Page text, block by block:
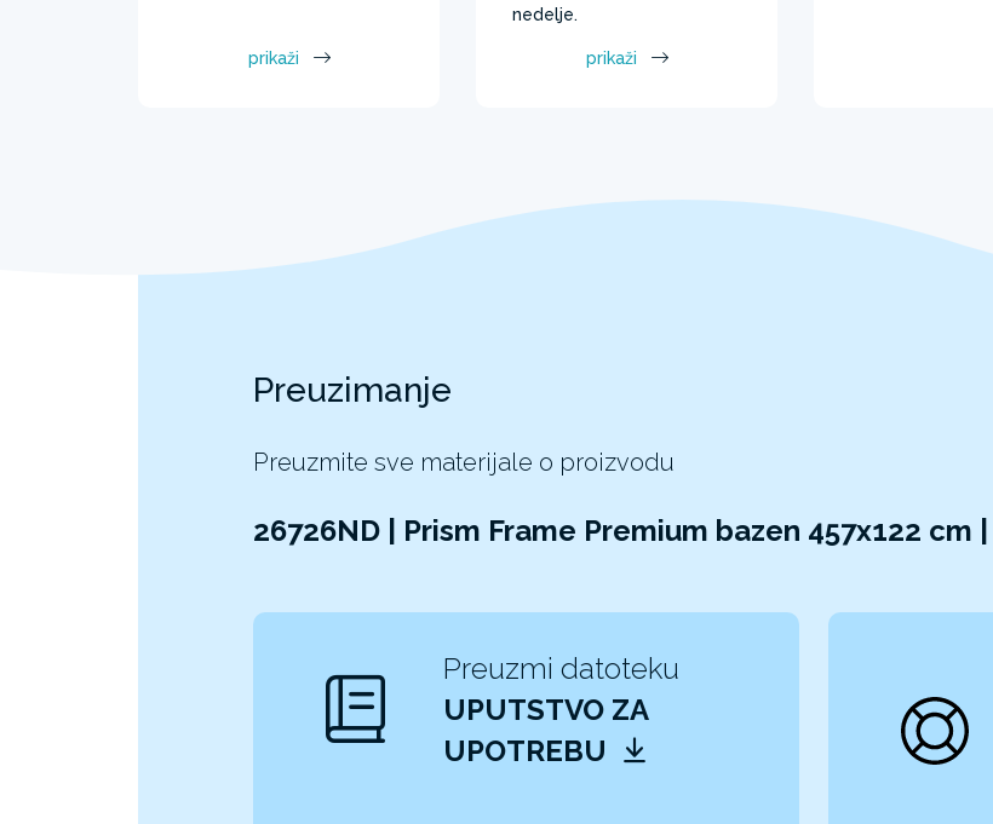
prikaži
nedelje.
prikaži
Preuzimanje
Preuzmite sve materijale o proizvodu
26726ND | Prism Frame Premium bazen 457x122 cm
Preuzmi datoteku
UPUTSTVO ZA
UPOTREBU